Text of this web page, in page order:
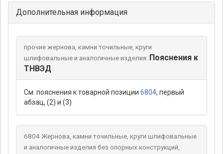
Дополнительная информация
прочие жернова, камни точильные, круги
шлифовальные и аналогичные изделия: Пояснения к
ТНВЭД
См. пояснения к товарной позиции 6804, первый
абзац, (2) и (3)
6804 Жернова, камни точильные, круги шлифовальные
и аналогичные изделия без опорных конструкций,